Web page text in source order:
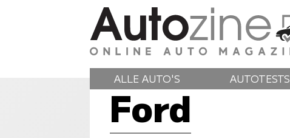
ALLE AUTO'S AUTOTESTS
Ford